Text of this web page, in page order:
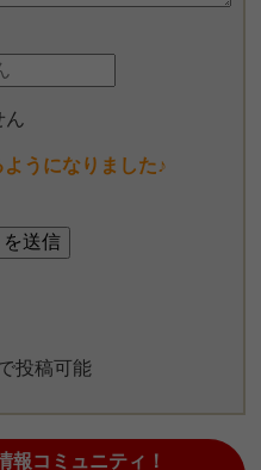
ん
うになりました♪
投稿可能
報コミュニティ！